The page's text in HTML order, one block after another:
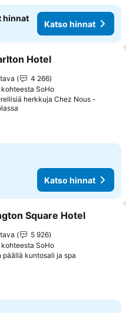
hinnat
Katso hinnat
suosikkeihin
Hotel
4 266
SoHo
herkkuja Chez Nous -
Katso hinnat
suosikkeihin
Square Hotel
5 926
SoHo
päällä kuntosali ja spa